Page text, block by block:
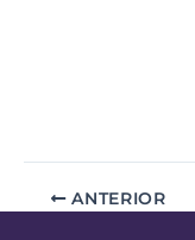
ANTERIOR